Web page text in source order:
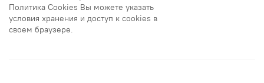
Политика Cookies Вы можете указать
условия хранения и доступ к cookies в
своем браузере.